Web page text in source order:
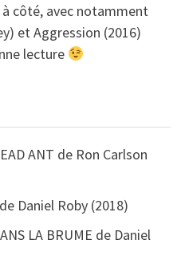
côté, avec notamment
et Aggression (2016)
lecture
ANT de Ron Carlson
Daniel Roby (2018)
LA BRUME de Daniel